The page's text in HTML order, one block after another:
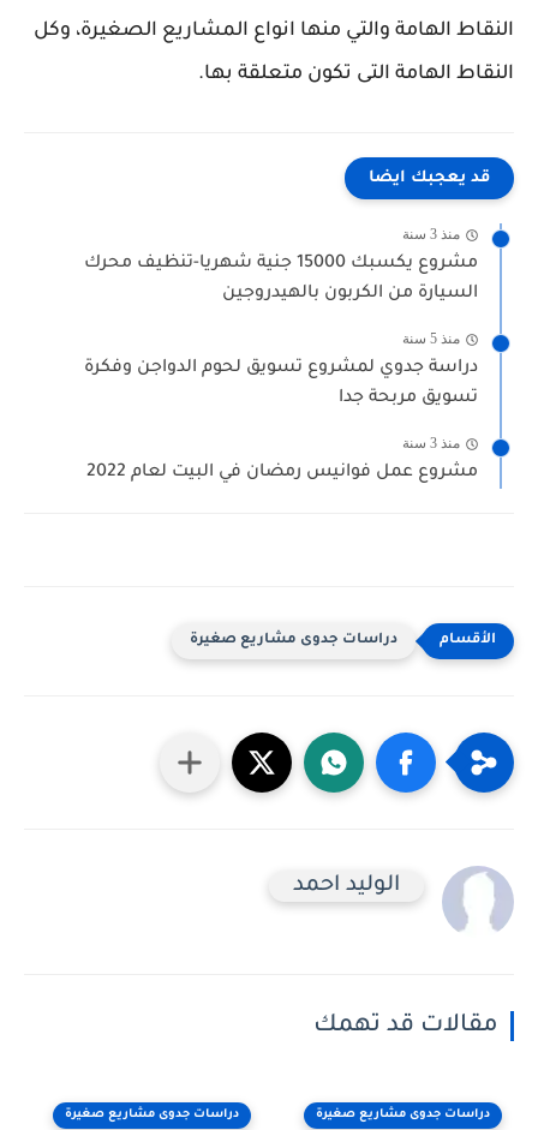
النقاط الهامة والتي منها انواع المشاريع الصغيرة، وكل
النقاط الهامة التى تكون متعلقة بها.
قد يعجبك ايضا
منذ 3 سنة
مشروع يكسبك 15000 جنية شهريا-تنظيف محرك
السيارة من الكربون بالهيدروجين
منذ 5 سنة
دراسة جدوي لمشروع تسويق لحوم الدواجن وفكرة
تسويق مربحة جدا
منذ 3 سنة
مشروع عمل فوانيس رمضان في البيت لعام 2022
دراسات جدوى مشاريع صغيرة
الوليد احمد
مقالات قد تهمك
دراسات جدوى مشاريع صغيرة دراسات جدوى مشاريع صغيرة